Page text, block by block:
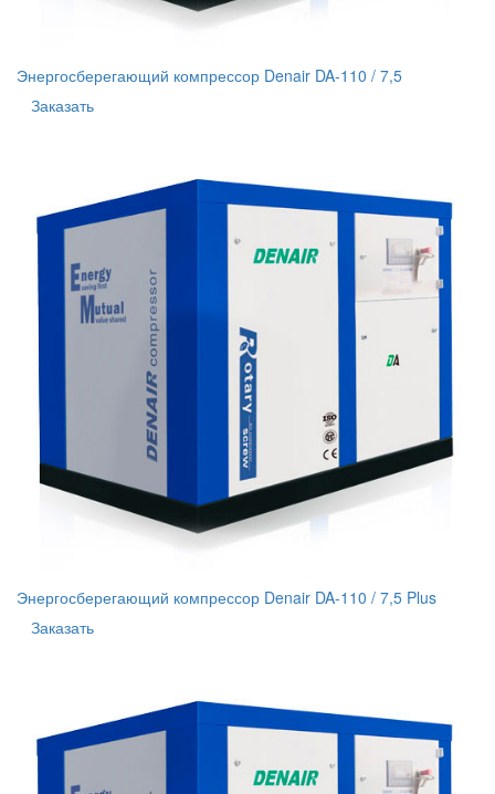
Энергосберегающий компрессор Denair DA-110 / 7,5
Заказать
Энергосберегающий компрессор Denair DA-110 / 7,5 Plus
Заказать